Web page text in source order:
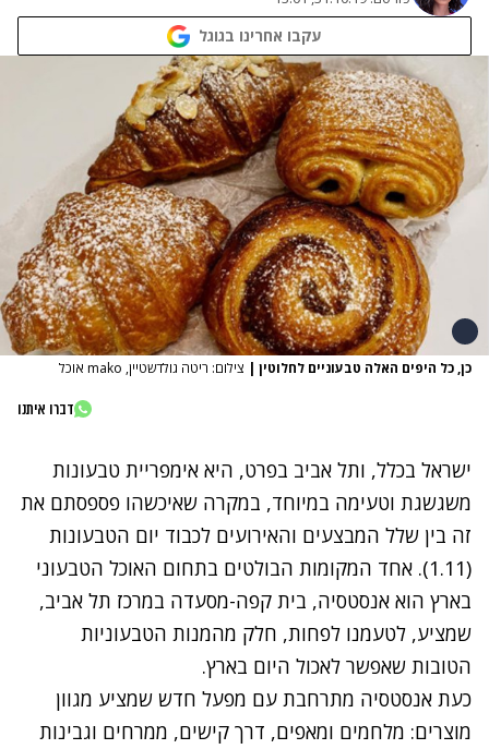
עקבו אחרינו בגוגל
כן, כל היפים האלה טבעוניים לחלוטין | צילום: ריטה גולדשטיין, mako אוכל
דברו איתנו
ישראל בכלל, ותל אביב בפרט, היא אימפריית טבעונות
משגשגת וטעימה במיוחד, במקרה שאיכשהו פספסתם את
זה בין שלל המבצעים והאירועים לכבוד יום הטבעונות
(1.11).
אחד המקומות הבולטים בתחום האוכל הטבעוני
בארץ הוא אנסטסיה, בית קפה-מסעדה במרכז תל אביב,
שמציע, לטעמנו לפחות, חלק מהמנות הטבעוניות
הטובות שאפשר לאכול היום בארץ.
כעת אנסטסיה מתרחבת עם מפעל חדש שמציע מגוון
מוצרים: מלחמים ומאפים, דרך קישים, ממרחים וגבינות